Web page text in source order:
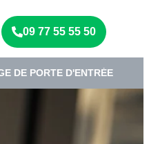
09 77 55 55 50
•